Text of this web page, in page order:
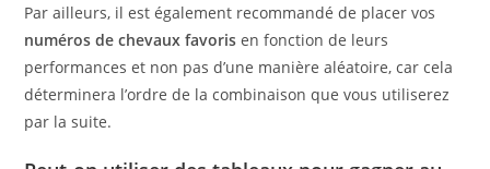
Par ailleurs, il est également recommandé de placer vos
numéros de chevaux favoris en fonction de leurs
performances et non pas d’une manière aléatoire, car cela
déterminera l’ordre de la combinaison que vous utiliserez
par la suite.